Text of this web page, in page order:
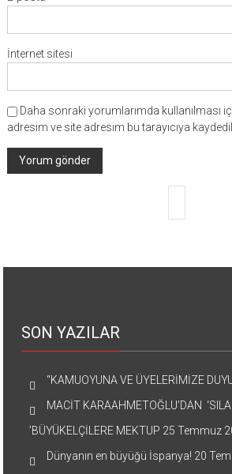
İnternet sitesi
Daha sonraki yorumlarımda kullanılması
adresim ve site adresim bu tarayıcıya
SON YAZILAR
“KAMUOYUNA VE ÜYELERİMİZE
MACİT KARAAHMETOĞLU’DAN
’BÜYÜKELÇİLERE MEKTUP 25 Temmuz
Dünyanın en büyüğü İspanya! 20